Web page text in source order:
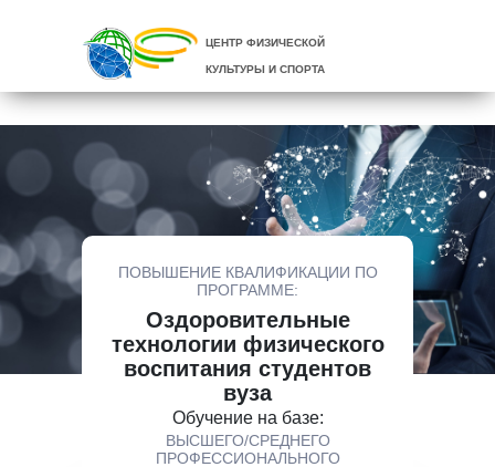
ЦЕНТР ФИЗИЧЕСКОЙ
КУЛЬТУРЫ И СПОРТА
ПОВЫШЕНИЕ КВАЛИФИКАЦИИ ПО
ПРОГРАММЕ:
Оздоровительные
технологии физического
воспитания студентов
вуза
Обучение на базе:
ВЫСШЕГО/СРЕДНЕГО
ПРОФЕССИОНАЛЬНОГО